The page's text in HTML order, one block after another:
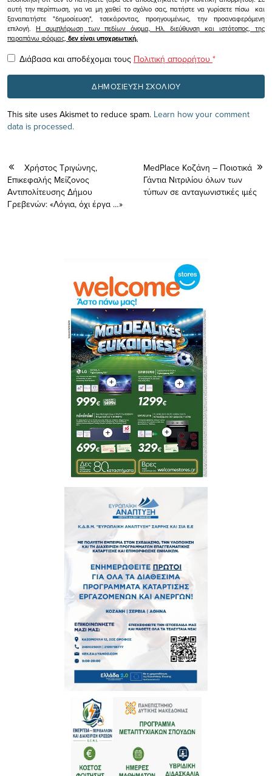
αυτή την περίπτωση, για να μη χαθεί το σχόλιο σας, πατήστε να γυρίσετε πίσω και
ξαναπατήστε "δημοσίευση", τσεκάροντας, προηγουμένως, την προαναφερόμενη
επιλογή.Η συμπλήρωση των πεδίων όνομα, Ηλ. διεύθυνση και ιστότοπος, της
παραπάνω φόρμας, δεν είναι υποχρεωτική.
Διάβασα και αποδέχομαι τους Πολιτική απορρήτου *
This site uses Akismet to reduce spam. Learn how your comment
data is processed.
Χρήστος Τριγώνης,
Επικεφαλής Μείζονος
Αντιπολίτευσης Δήμου
Γρεβενών: «Λόγια, όχι έργα …»
MedPlace Κοζάνη – Ποιοτικά
Γάντια Νιτριλίου όλων των
τύπων σε ανταγωνιστικές ιμές